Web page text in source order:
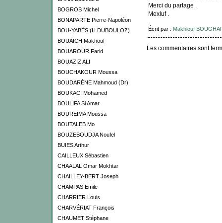
BOGROS Michel
BONAPARTE Pierre-Napoléon
BOU-YABÈS (H.DUBOULOZ)
BOUAÏCH Makhouf
BOUAROUR Farid
BOUAZIZ ALI
BOUCHAKOUR Moussa
BOUDARÈNE Mahmoud (Dr)
BOUKACI Mohamed
BOULIFA Si Amar
BOUREIMA Moussa
BOUTALEB Mo
BOUZEBOUDJA Noufel
BUIES Arthur
CAILLEUX Sébastien
CHAALAL Omar Mokhtar
CHAILLEY-BERT Joseph
CHAMPAS Emile
CHARRIER Louis
CHARVÉRIAT François
CHAUMET Stéphane
Merci du partage .
Mexluf .
Écrit par : Makhlouf
Les commentaires sont